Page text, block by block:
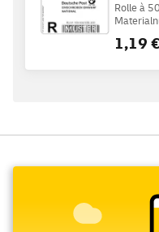
Rolle à
1,19 €